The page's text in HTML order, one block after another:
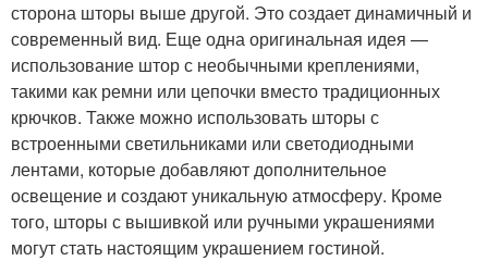
сторона шторы выше другой. Это создает динамичный и
современный вид. Еще одна оригинальная идея —
использование штор с необычными креплениями,
такими как ремни или цепочки вместо традиционных
крючков. Также можно использовать шторы с
встроенными светильниками или светодиодными
лентами, которые добавляют дополнительное
освещение и создают уникальную атмосферу. Кроме
того, шторы с вышивкой или ручными украшениями
могут стать настоящим украшением гостиной.